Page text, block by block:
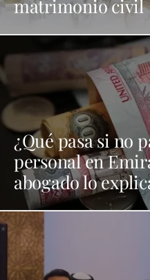
matrimonio civil
¿Qué pasa si no
personal en
abogado lo